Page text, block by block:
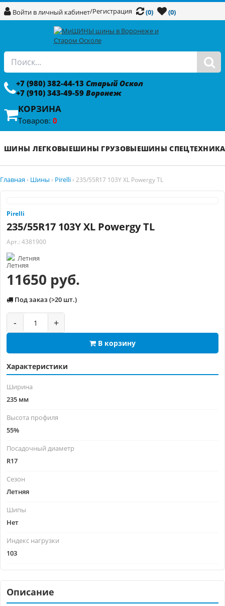
Войти в личный кабинет/Регистрация (0) (0)
+7 (980) 382-44-13 Старый Оскол
+7 (910) 343-49-59 Воронеж
КОРЗИНА
Товаров: 0
ШИНЫ ЛЕГКОВЫЕШИНЫ ГРУЗОВЫЕШИНЫ СПЕЦТЕХНИКА
Главная › Шины › Pirelli › 235/55R17 103Y XL Powergy TL
Pirelli
235/55R17 103Y XL Powergy TL
Арт.: 4381900
Летняя
11650 руб.
Под заказ (>20 шт.)
- +
В корзину
Характеристики
Ширина
235 мм
Высота профиля
55%
Посадочный диаметр
R17
Сезон
Летняя
Шипы
Нет
Индекс нагрузки
103
Описание